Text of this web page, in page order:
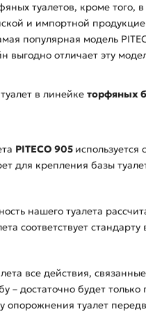
туалетов, кроме того,
и импортной
популярная модель
выгодно отличает эту
в линейке торфяных
PITECO 905
для крепления базы
нашего туалета
соответствует
все действия,
– достаточно будет
опорожнения туалет